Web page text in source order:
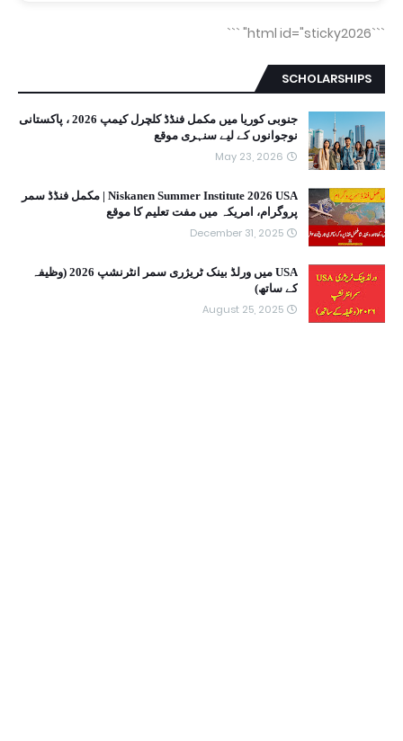
```html id="sticky2026"
```
SCHOLARSHIPS
جنوبی کوریا میں مکمل فنڈڈ کلچرل کیمپ 2026 ، پاکستانی
نوجوانوں کے لیے سنہری موقع
May 23, 2026
Niskanen Summer Institute 2026 USA | مکمل فنڈڈ سمر
پروگرام، امریکہ میں مفت تعلیم کا موقع
December 31, 2025
USA میں ورلڈ بینک ٹریژری سمر انٹرنشپ 2026 (وظیفہ
کے ساتھ)
August 25, 2025